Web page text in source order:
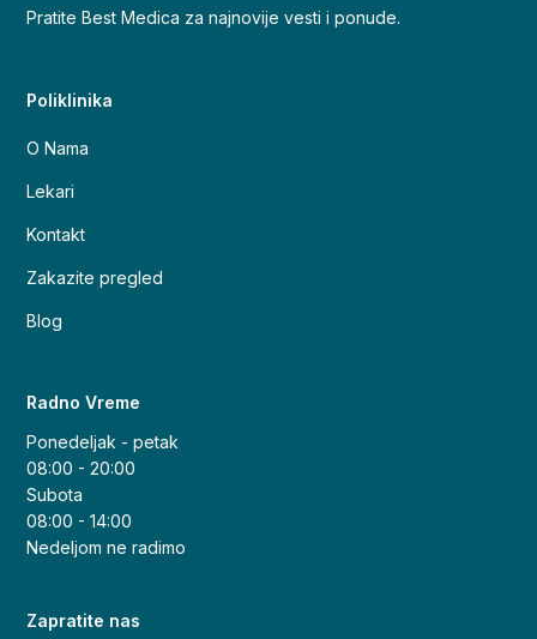
Pratite Best Medica za najnovije vesti i ponude.
Poliklinika
O Nama
Lekari
Kontakt
Zakazite pregled
Blog
Radno Vreme
Ponedeljak - petak
08:00 - 20:00
Subota
08:00 - 14:00
Nedeljom ne radimo
Zapratite nas